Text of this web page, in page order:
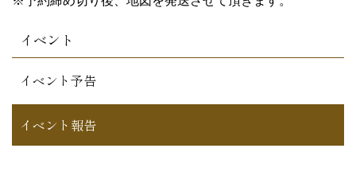
イベント
イベント予告
イベント報告